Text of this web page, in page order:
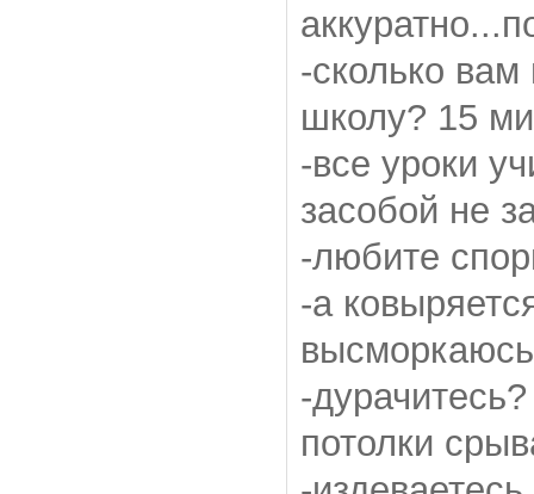
-сколько
школу? 15
-все уроки
засобой не
-любите
-а
высморкаюсь
-
потолки